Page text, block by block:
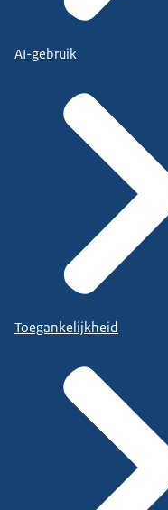
AI-gebruik
Toegankelijkheid